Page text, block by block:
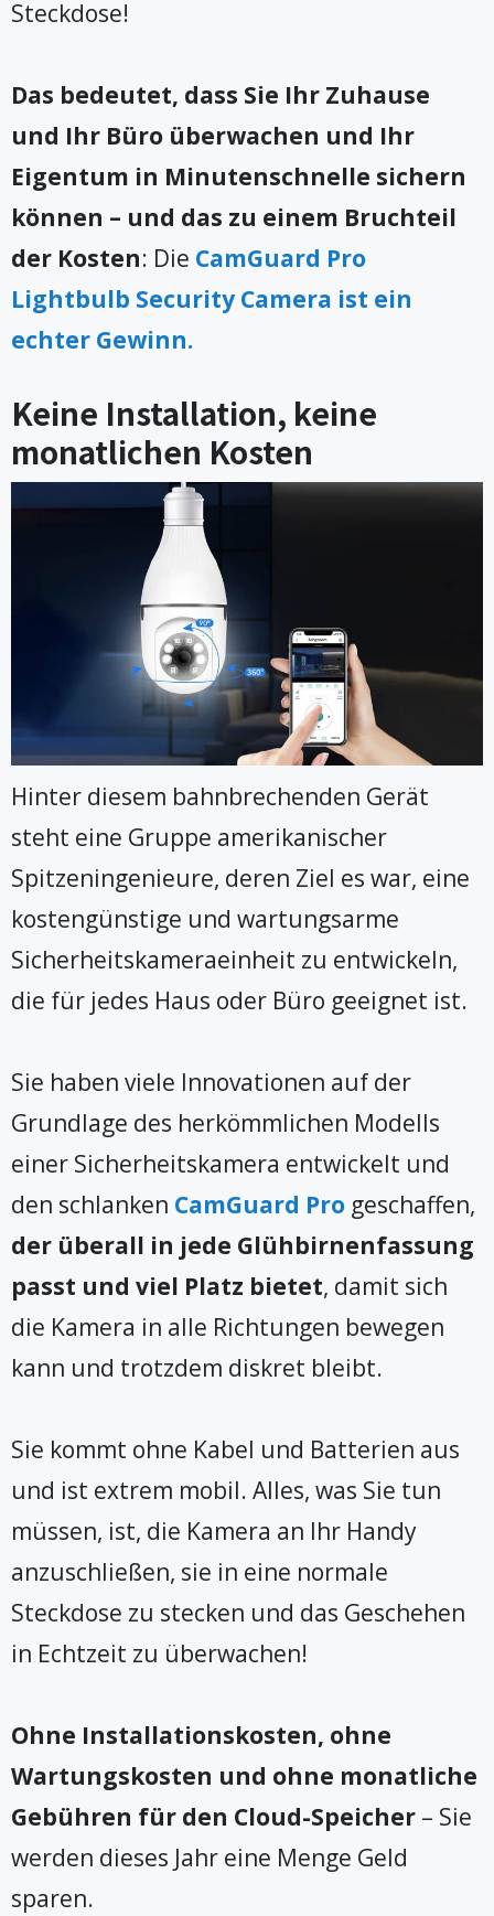
Steckdose!
Das bedeutet, dass Sie Ihr Zuhause
und Ihr Büro überwachen und Ihr
Eigentum in Minutenschnelle sichern
können – und das zu einem Bruchteil
der Kosten: Die CamGuard Pro
Lightbulb Security Camera ist ein
echter Gewinn.
Keine Installation, keine
monatlichen Kosten
Hinter diesem bahnbrechenden Gerät
steht eine Gruppe amerikanischer
Spitzeningenieure, deren Ziel es war, eine
kostengünstige und wartungsarme
Sicherheitskameraeinheit zu entwickeln,
die für jedes Haus oder Büro geeignet ist.
Sie haben viele Innovationen auf der
Grundlage des herkömmlichen Modells
einer Sicherheitskamera entwickelt und
den schlanken CamGuard Pro geschaffen,
der überall in jede Glühbirnenfassung
passt und viel Platz bietet, damit sich
die Kamera in alle Richtungen bewegen
kann und trotzdem diskret bleibt.
Sie kommt ohne Kabel und Batterien aus
und ist extrem mobil. Alles, was Sie tun
müssen, ist, die Kamera an Ihr Handy
anzuschließen, sie in eine normale
Steckdose zu stecken und das Geschehen
in Echtzeit zu überwachen!
Ohne Installationskosten, ohne
Wartungskosten und ohne monatliche
Gebühren für den Cloud-Speicher – Sie
werden dieses Jahr eine Menge Geld
sparen.